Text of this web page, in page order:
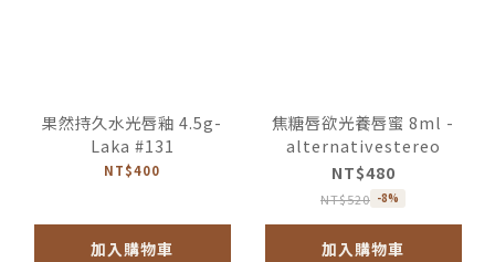
果然持久水光唇釉 4.5g-
Laka #131
NT$400
加入購物車
焦糖唇欲光養唇蜜 8ml -
alternativestereo
NT$480
NT$520 -8%
加入購物車